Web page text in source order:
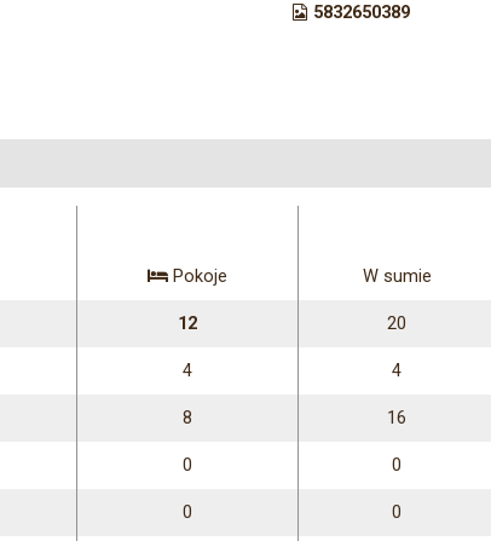
5832650389
Pokoje W sumie
12 20
4 4
8 16
0 0
0 0